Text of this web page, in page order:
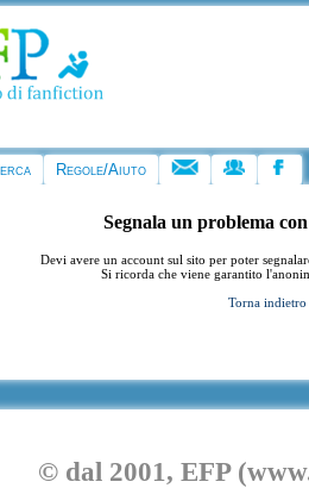
Regole/Aiuto
Segnala un problema
Devi avere un account sul sito per poter
Si ricorda che viene garantito
Torna indietro
© dal 2001, EFP